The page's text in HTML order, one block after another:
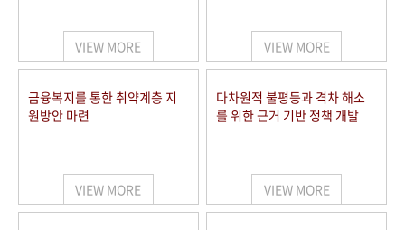
VIEW MORE VIEW MORE
금융복지를 통한 취약계층 지
원방안 마련
VIEW MORE
다차원적 불평등과 격차 해소
를 위한 근거 기반 정책 개발
VIEW MORE